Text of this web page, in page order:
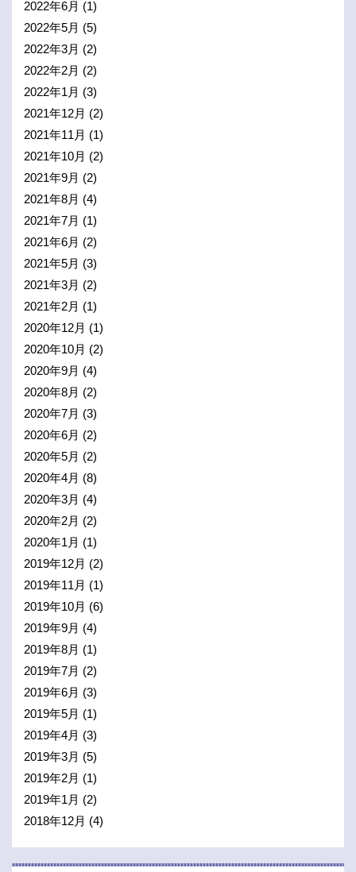
2022年6月 (1)
2022年5月 (5)
2022年3月 (2)
2022年2月 (2)
2022年1月 (3)
2021年12月 (2)
2021年11月 (1)
2021年10月 (2)
2021年9月 (2)
2021年8月 (4)
2021年7月 (1)
2021年6月 (2)
2021年5月 (3)
2021年3月 (2)
2021年2月 (1)
2020年12月 (1)
2020年10月 (2)
2020年9月 (4)
2020年8月 (2)
2020年7月 (3)
2020年6月 (2)
2020年5月 (2)
2020年4月 (8)
2020年3月 (4)
2020年2月 (2)
2020年1月 (1)
2019年12月 (2)
2019年11月 (1)
2019年10月 (6)
2019年9月 (4)
2019年8月 (1)
2019年7月 (2)
2019年6月 (3)
2019年5月 (1)
2019年4月 (3)
2019年3月 (5)
2019年2月 (1)
2019年1月 (2)
2018年12月 (4)